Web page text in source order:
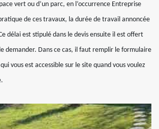
vert ou d’un parc, en l’occurrence Entreprise
de ces travaux, la durée de travail annoncée
délai est stipulé dans le devis ensuite il est offert
demander. Dans ce cas, il faut remplir le formulaire
vous est accessible sur le site quand vous voulez